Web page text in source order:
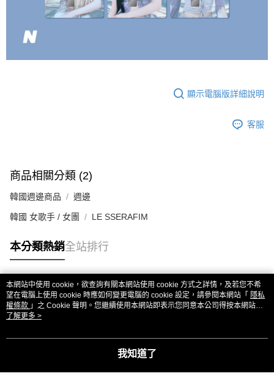
權轉讓予恩沛科技股份有限公司。
２．關於個人資料處理事宜，請瀏覽以下網址：
https://aftee.tw/terms/#terms3
３．未成年的使用者請事先徵得法定代理人或監護人之同意方可使用
任。
宅配 (離島)
查看運費
顯示電腦版詳細說明
客服
商品相關分類 (2)
韓國週邊商品 週邊
韓國 女歌手 / 女團 LE SSERAFIM
本分類熱銷全站排行
熱門標籤
本網站中使用 cookie，欲查詢有關本網站使用 cookie 方式之詳情，及若您不希
望在電腦上使用 cookie 時應如何變更電腦的 cookie 設定，請參閱本網站「 隱私
權條款 」之 Cookie 聲明。您繼續使用本網站即表示您同意本公司得按本網站使
用條款之 Cookie 聲明使用 cookie。
了解更多 >
我知道了